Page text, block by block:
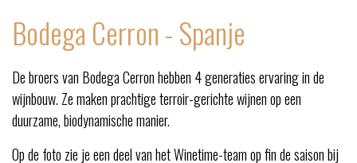
Bodega Cerron - Spanje
De broers van Bodega Cerron hebben 4 generaties ervaring in de
wijnbouw. Ze maken prachtige terroir-gerichte wijnen op een
duurzame, biodynamische manier.
Op de foto zie je een deel van het Winetime-team op fin de saison bij